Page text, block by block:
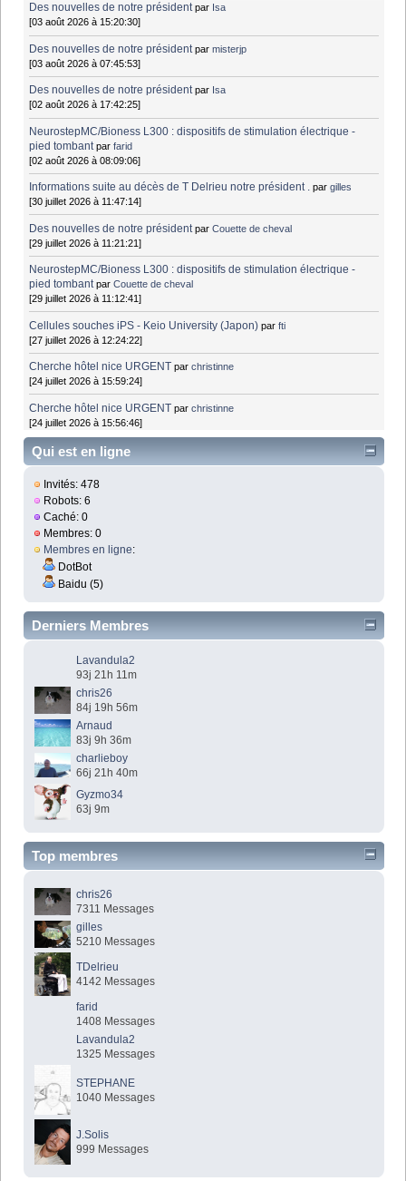
Des nouvelles de notre président par Isa
[03 août 2026 à 15:20:30]
Des nouvelles de notre président parmisterjp
[03 août 2026 à 07:45:53]
Des nouvelles de notre président par Isa
[02 août 2026 à 17:42:25]
NeurostepMC/Bioness L300 : dispositifs de stimulation électrique -
pied tombant parfarid
[02 août 2026 à 08:09:06]
Informations suite au décès de T Delrieu notre président . pargilles
[30 juillet 2026 à 11:47:14]
Des nouvelles de notre président parCouette de cheval
[29 juillet 2026 à 11:21:21]
NeurostepMC/Bioness L300 : dispositifs de stimulation électrique -
pied tombant parCouette de cheval
[29 juillet 2026 à 11:12:41]
Cellules souches iPS - Keio University (Japon) parfti
[27 juillet 2026 à 12:24:22]
Cherche hôtel nice URGENT parchristinne
[24 juillet 2026 à 15:59:24]
Cherche hôtel nice URGENT parchristinne
[24 juillet 2026 à 15:56:46]
Qui est en ligne
Invités: 478
Robots: 6
Caché: 0
Membres: 0
Membres en ligne:
DotBot
Baidu (5)
Derniers Membres
Lavandula2
93j 21h 11m
chris26
84j 19h 56m
Arnaud
83j 9h 36m
charlieboy
66j 21h 40m
Gyzmo34
63j 9m
Top membres
chris26
7311 Messages
gilles
5210 Messages
TDelrieu
4142 Messages
farid
1408 Messages
Lavandula2
1325 Messages
STEPHANE
1040 Messages
J.Solis
999 Messages